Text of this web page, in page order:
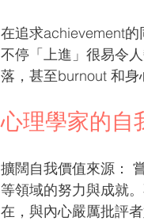
在追求achievement
不停「上進」很易令
落，甚至burnout 和身
心理學家的自
擴闊自我價值來源：
等領域的努力與成就
在，與內心嚴厲批評者